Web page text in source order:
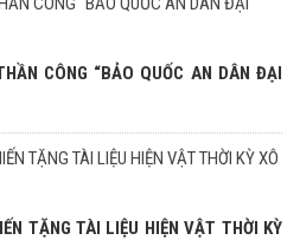
CÔNG “BẢO QUỐC AN DÂN ĐẠI
TẶNG TÀI LIỆU HIỆN VẬT THỜI KỲ